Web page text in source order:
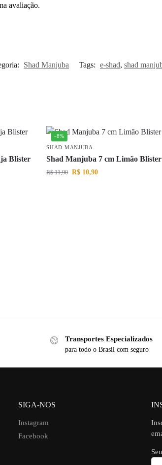
avaliação.
Shad Manjuba Tags: e-shad, shad
Blister
-8%
SHAD MANJUBA
Shad Manjuba 7 cm Limão Blister
R$11,90 R$ 10,90
Transportes Especializados
para todo o Brasil com seguro
SIGA-NOS
Instagram
Facebook